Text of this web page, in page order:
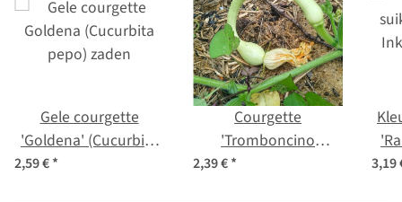
Gele courgette
'Goldena' (Cucurbita
pepo) zaden
2,59 €*
Courgette
'Tromboncino
d'Albenga' (Cucurbita
2,39 €* 3,19